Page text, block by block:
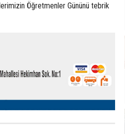
Öğretmenler Gününü tebrik